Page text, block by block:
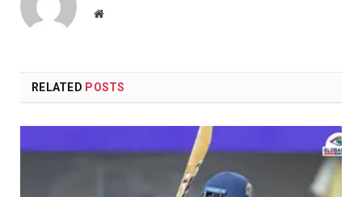
Website
RELATED POSTS